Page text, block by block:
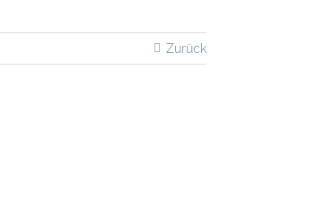
Zurück